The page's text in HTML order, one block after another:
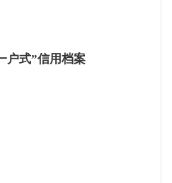
户式”信用档案